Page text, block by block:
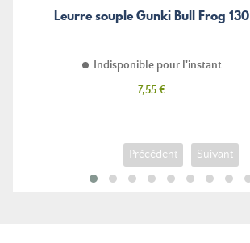
Leurre souple Gunki Bull Frog 130
Indisponible pour l'instant
Prix
7,55 €
Précédent Suivant